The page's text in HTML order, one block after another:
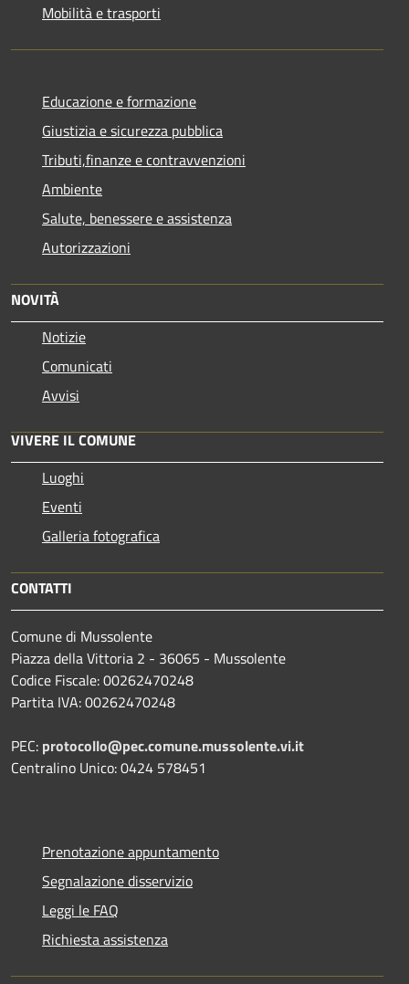
Mobilità e trasporti
Educazione e formazione
Giustizia e sicurezza pubblica
Tributi,finanze e contravvenzioni
Ambiente
Salute, benessere e assistenza
Autorizzazioni
NOVITÀ
Notizie
Comunicati
Avvisi
VIVERE IL COMUNE
Luoghi
Eventi
Galleria fotografica
CONTATTI
Comune di Mussolente
Piazza della Vittoria 2 - 36065 - Mussolente
Codice Fiscale: 00262470248
Partita IVA: 00262470248
PEC: protocollo@pec.comune.mussolente.vi.it
Centralino Unico: 0424 578451
Prenotazione appuntamento
Segnalazione disservizio
Leggi le FAQ
Richiesta assistenza